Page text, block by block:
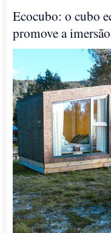
Ecocubo: o cubo
promove a